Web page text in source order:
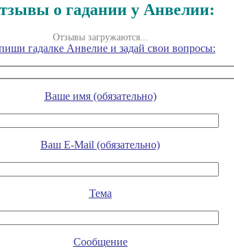
о гадании у Анвелии:
Отзывы загружаются...
гадалке Анвелие и задай свои вопросы:
Ваше имя (обязательно)
Ваш E-Mail (обязательно)
Тема
Сообщение